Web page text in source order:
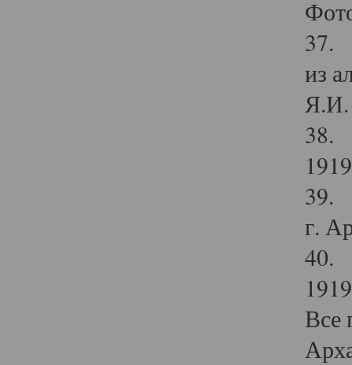
37.
из
Я.И.
38.
39.
г.
40.
Все